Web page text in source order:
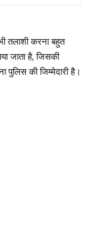
तलाशी करना बहुत
जाता है, जिसकी
पुलिस की जिम्मेदारी है।